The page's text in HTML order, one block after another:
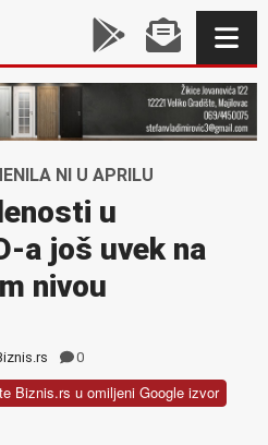
NI U APRILU
u
a još uvek na
nivou
0
Biznis.rs u omiljeni Google izvor